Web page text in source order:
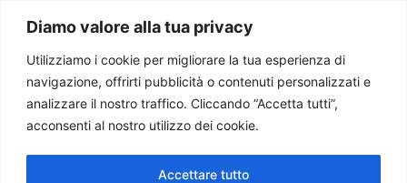
Diamo valore alla tua privacy
Utilizziamo i cookie per migliorare la tua esperienza di
navigazione, offrirti pubblicità o contenuti personalizzati e
analizzare il nostro traffico. Cliccando “Accetta tutti”,
acconsenti al nostro utilizzo dei cookie.
Accettare tutto
Paolo Ondarza
A 60 anni dalla
Dichiarazione universale, il
punto sui DIRITTI UMANI